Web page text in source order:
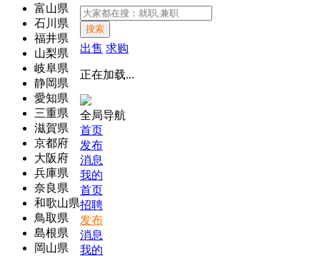
富山県
石川県
福井県
山梨県
岐阜県
静岡県
愛知県
三重県
滋賀県
京都府
大阪府
兵庫県
奈良県
和歌山県
鳥取県
島根県
岡山県
搜索
出售 求购
正在加载...
全局导航
首页
发布
消息
我的
首页
招聘
发布
消息
我的